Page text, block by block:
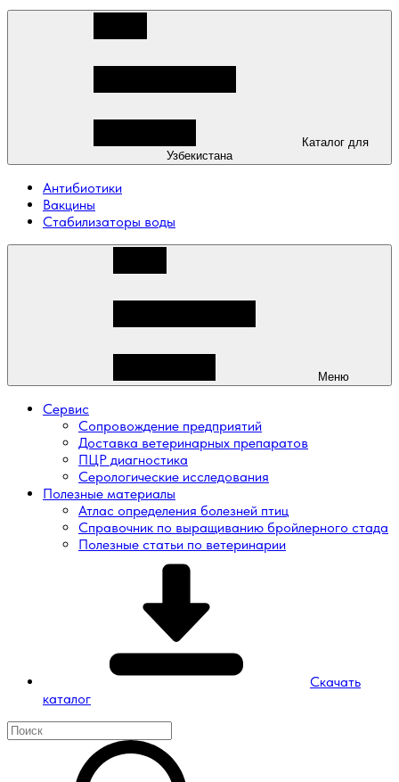
Узбекистана
Антибиотики
Вакцины
Стабилизаторы воды
Меню
Сервис
Сопровождение предприятий
Доставка ветеринарных препаратов
ПЦР диагностика
Серологические исследования
Полезные материалы
Атлас определения болезней птиц
Справочник по выращиванию бройлерного стада
Полезные статьи по ветеринарии
Скачать
каталог